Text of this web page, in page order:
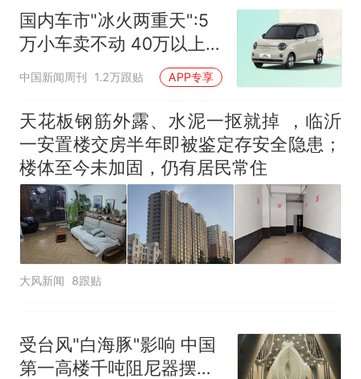
国内车市"冰火两重天":5
万小车卖不动 40万以上
的抢购
中国新闻周刊 1.2万跟贴 APP专享
天花板钢筋外露、水泥一抠就掉 ，临沂
一安置楼交房半年即被鉴定存安全隐患；
楼体至今未加固，仍有居民常住
大风新闻 8跟贴
受台风"白海豚"影响 中国
第一高楼千吨阻尼器摆动